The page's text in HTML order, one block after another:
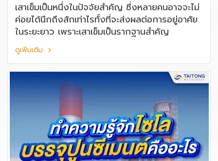
เสาเข็มเป็นหนึ่งในปัจจัยสำคัญ ซึ่งหลายคนอาจจะไม่
ค่อยได้นึกถึงสักเท่าไรทั้งที่จะส่งผลต่อการอยู่อาศัย
ในระยะยาว เพราะเสาเข็มเป็นรากฐานสำคัญ
ดูเพิ่มเติม